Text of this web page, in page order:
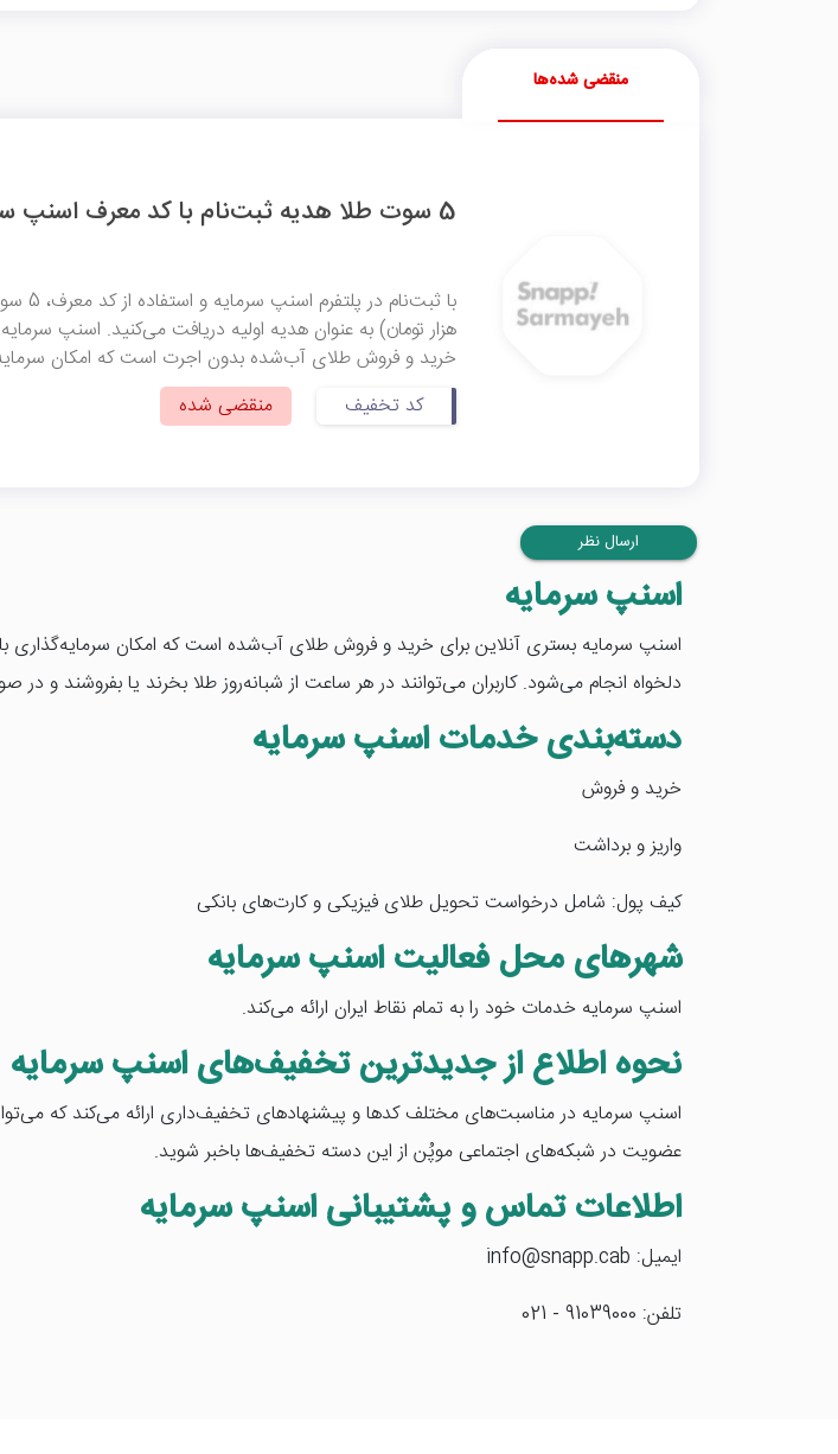
منقضی شده‌ها
5 سوت طلا هدیه ثبت‌نام با کد معرف اسنپ سرمایه
هزار تومان) به عنوان هدیه اولیه دریافت می‌کنید. اسنپ
خرید و فروش طلای آب‌شده بدون اجرت است که امکان
کد تخفیف
منقضی شده
ارسال نظر
اسنپ سرمایه
اسنپ سرمایه بستری آنلاین برای خرید و فروش طلای آب‌شده است که امکان سرمایه‌گذاری با
دلخواه انجام می‌شود. کاربران می‌توانند در هر ساعت از شبانه‌روز طلا بخرند یا بفروشند و در
دسته‌بندی خدمات اسنپ سرمایه
خرید و فروش
واریز و برداشت
کیف پول: شامل درخواست تحویل طلای فیزیکی و کارت‌های بانکی
شهرهای محل فعالیت اسنپ سرمایه
اسنپ سرمایه خدمات خود را به تمام نقاط ایران ارائه می‌کند.
نحوه اطلاع از جدیدترین تخفیف‌های اسنپ سرمایه
اسنپ سرمایه در مناسبت‌های مختلف کدها و پیشنهادهای تخفیف‌داری ارائه می‌کند که
عضویت در شبکه‌های اجتماعی موپُن از این دسته تخفیف‌ها باخبر شوید.
اطلاعات تماس و پشتیبانی اسنپ سرمایه
ایمیل: info@snapp.cab
تلفن: 91039000 - 021